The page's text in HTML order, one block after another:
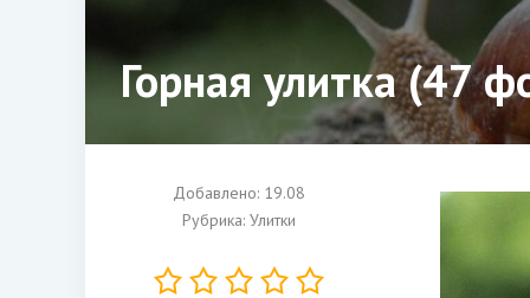
Горная улитка (47
Добавлено: 19.08
Рубрика: Улитки